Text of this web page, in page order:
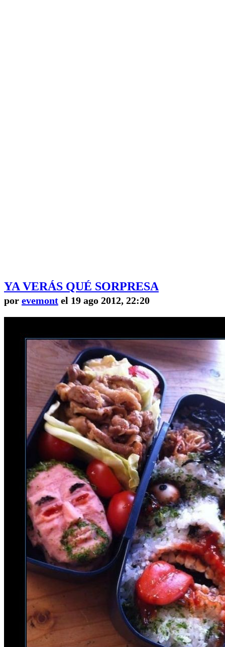
YA VERÁS QUÉ SORPRESA
por evemont el 19 ago 2012, 22:20